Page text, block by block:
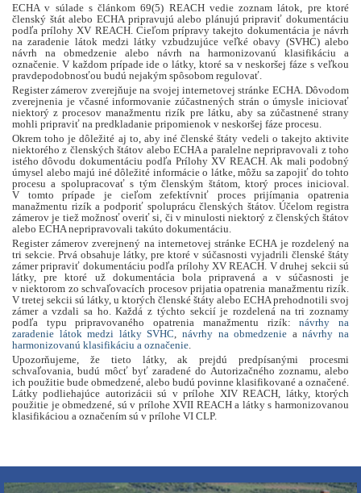
ECHA v súlade s článkom 69(5) REACH vedie zoznam látok, pre ktoré
členský štát alebo ECHA pripravujú alebo plánujú pripraviť dokumentáciu
podľa prílohy XV REACH. Cieľom prípravy takejto dokumentácia je návrh
na zaradenie látok medzi látky vzbudzujúce veľké obavy (SVHC) alebo
návrh na obmedzenie alebo návrh na harmonizovanú klasifikáciu a
označenie. V každom prípade ide o látky, ktoré sa v neskoršej fáze s veľkou
pravdepodobnosťou budú nejakým spôsobom regulovať.
Register zámerov zverejňuje na svojej internetovej stránke ECHA. Dôvodom
zverejnenia je včasné informovanie zúčastnených strán o úmysle iniciovať
niektorý z procesov manažmentu rizík pre látku, aby sa zúčastnené strany
mohli pripraviť na predkladanie pripomienok v neskoršej fáze procesu.
Okrem toho je dôležité aj to, aby iné členské štáty vedeli o takejto aktivite
niektorého z členských štátov alebo ECHA a paralelne nepripravovali z toho
istého dôvodu dokumentáciu podľa Prílohy XV REACH. Ak mali podobný
úmysel alebo majú iné dôležité informácie o látke, môžu sa zapojiť do tohto
procesu a spolupracovať s tým členským štátom, ktorý proces inicioval.
V tomto prípade je cieľom zefektívniť proces prijímania opatrenia
manažmentu rizík a podporiť spoluprácu členských štátov. Účelom registra
zámerov je tiež možnosť overiť si, či v minulosti niektorý z členských štátov
alebo ECHA nepripravovali takúto dokumentáciu.
Register zámerov zverejnený na internetovej stránke ECHA je rozdelený na
tri sekcie. Prvá obsahuje látky, pre ktoré v súčasnosti vyjadrili členské štáty
zámer pripraviť dokumentáciu podľa prílohy XV REACH. V druhej sekcii sú
látky, pre ktoré už dokumentácia bola pripravená a v súčasnosti je
v niektorom zo schvaľovacích procesov prijatia opatrenia manažmentu rizík.
V tretej sekcii sú látky, u ktorých členské štáty alebo ECHA prehodnotili svoj
zámer a vzdali sa ho. Každá z týchto sekcií je rozdelená na tri zoznamy
podľa typu pripravovaného opatrenia manažmentu rizík:návrhy na
zaradenie látok medzi látky SVHC ,návrhy na obmedzenie anávrhy na
harmonizovanú klasifikáciu a označenie
Upozorňujeme, že tieto látky, ak prejdú predpísanými procesmi
schvaľovania, budú môcť byť zaradené do Autorizačného zoznamu, alebo
ich použitie bude obmedzené, alebo budú povinne klasifikované a označené.
Látky podliehajúce autorizácii sú v prílohe XIV REACH, látky, ktorých
použitie je obmedzené, sú v prílohe XVII REACH a látky s harmonizovanou
klasifikáciou a označením sú v prílohe VI CLP.